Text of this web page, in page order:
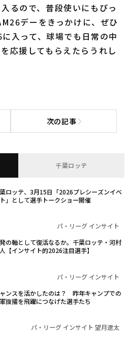
） よくある質問
アルバイト募集（別ウィンドウで開く
るので、普段使いにもぴっ
デーをきっかけに、ぜひ
入って、球場でも日常の中
応援してもらえたらうれし
次の記事次の記事へ
千葉ロッテ
ロッテ、3月15日「2026プレシーズンイベ
」として選手トークショー開催
パ・リーグ インサイト
の軸として復活なるか。千葉ロッテ・河村
【インサイト的2026注目選手】
パ・リーグ インサイト
ンスを活かしたのは？ 昨年キャンプでの
抜擢を飛躍につなげた選手たち
パ・リーグ インサイト 望月遼太